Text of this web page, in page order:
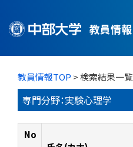
教員情報
教員情報TOP > 検索結果一覧
専門分野：実験心理学
No